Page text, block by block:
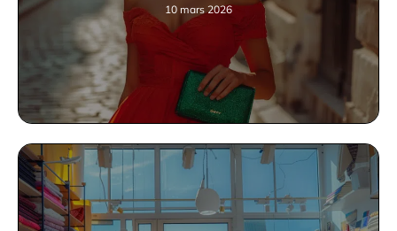
10 mars 2026